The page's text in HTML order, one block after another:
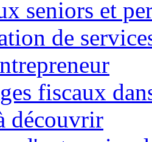
seniors et
de
fiscaux
découvrir